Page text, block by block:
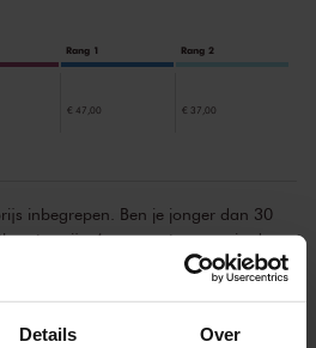
Details Over
Rang 1 Rang 2
€ 47,00 € 37,00
inbegrepen. Ben je jonger dan 30
zijn 4 uur van tevoren via de
Meer informatie over
€ 5 per bestelling. Wilt